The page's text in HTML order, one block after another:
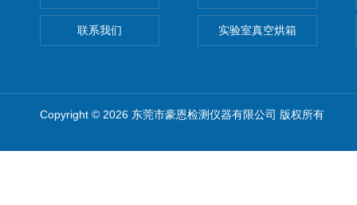
联系我们 实验室真空烘箱
Copyright © 2026 东莞市豪恩检测仪器有限公司 版权所有